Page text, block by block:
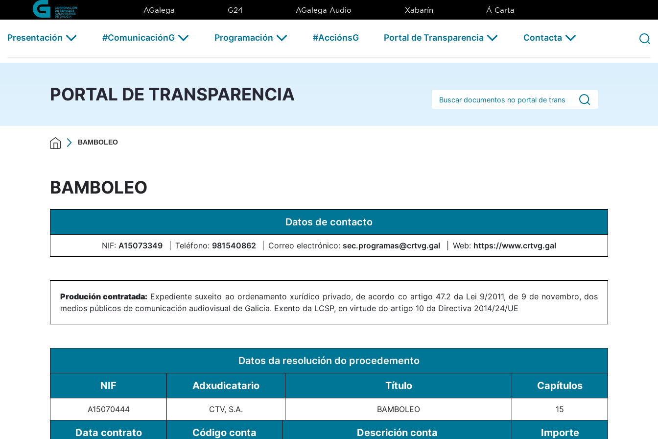
Skip to Main Content
BAMBOLEO - CSAGAGalega G24 AGalega Audio Xabarín Á Carta
Presentación #ComunicaciónG Programación #AcciónsG Portal de Transparencia Contacta
PORTAL DE TRANSPARENCIA Barra de busca
BAMBOLEO
BAMBOLEO
Datos de contacto
NIF: A15073349 Teléfono: 981540862 Correo electrónico: sec.programas@crtvg.gal Web: https://www.crtvg.gal
Produción contratada: Expediente suxeito ao ordenamento xurídico privado, de acordo co artigo 47.2 da Lei 9/2011, de 9 de novembro, dos
medios públicos de comunicación audiovisual de Galicia. Exento da LCSP, en virtude do artigo 10 da Directiva 2014/24/UE
Datos da resolución do procedemento
NIF Adxudicatario Título Capítulos
A15070444 CTV, S.A. BAMBOLEO 15
Data contrato Código conta Descrición conta Importe